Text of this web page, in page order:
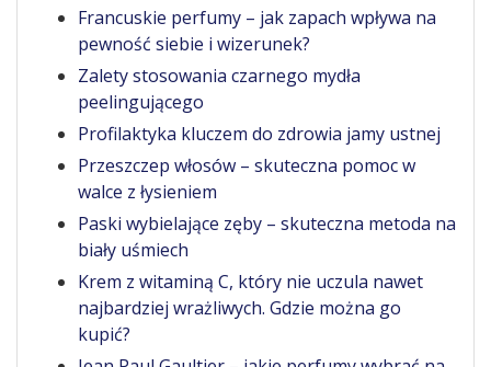
Francuskie perfumy – jak zapach wpływa na
pewność siebie i wizerunek?
Zalety stosowania czarnego mydła
peelingującego
Profilaktyka kluczem do zdrowia jamy ustnej
Przeszczep włosów – skuteczna pomoc w
walce z łysieniem
Paski wybielające zęby – skuteczna metoda na
biały uśmiech
Krem z witaminą C, który nie uczula nawet
najbardziej wrażliwych. Gdzie można go
kupić?